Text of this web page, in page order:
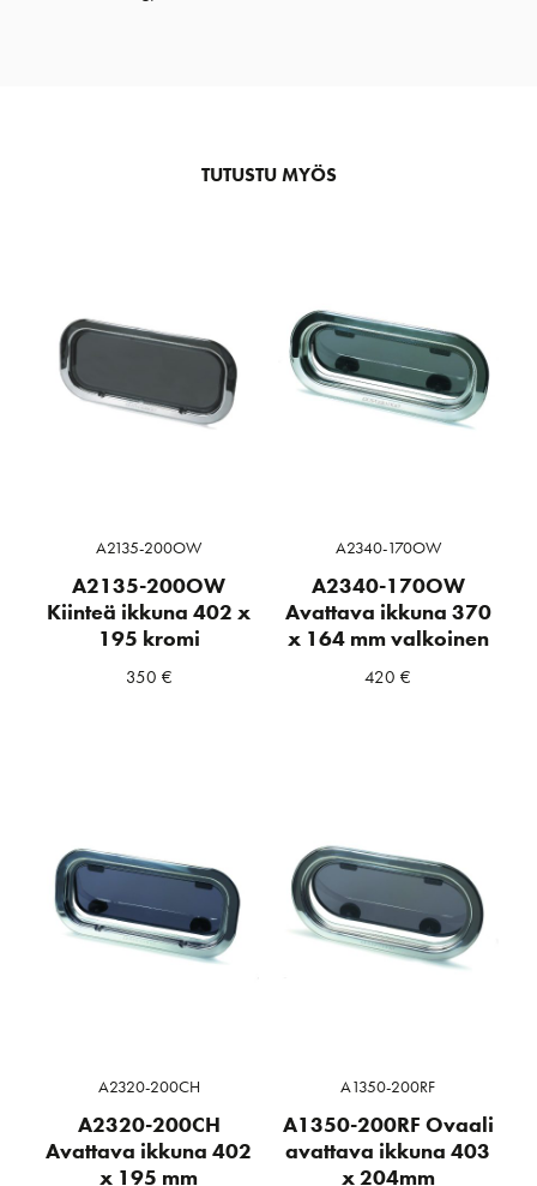
TUTUSTU MYÖS
A2135-200OW
A2135-200OW
Kiinteä ikkuna 402 x
195 kromi
350 €
A2340-170OW
A2340-170OW
Avattava ikkuna 370
x 164 mm valkoinen
420€
A2320-200CH
A2320-200CH
Avattava ikkuna 402
x 195 mm
A1350-200RF
A1350-200RF Ovaali
avattava ikkuna 403
x 204mm